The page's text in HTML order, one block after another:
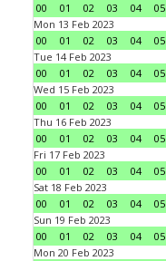
00
01 02 03 04 05
Mon 13 Feb 2023
00
01 02 03 04 05
Tue 14 Feb 2023
00
01 02 03 04 05
Wed 15 Feb 2023
00
01 02 03 04 05
Thu 16 Feb 2023
00
01 02 03 04 05
Fri 17 Feb 2023
00
01 02 03 04 05
Sat 18 Feb 2023
00
01 02 03 04 05
Sun 19 Feb 2023
00
01 02 03 04 05
Mon 20 Feb 2023